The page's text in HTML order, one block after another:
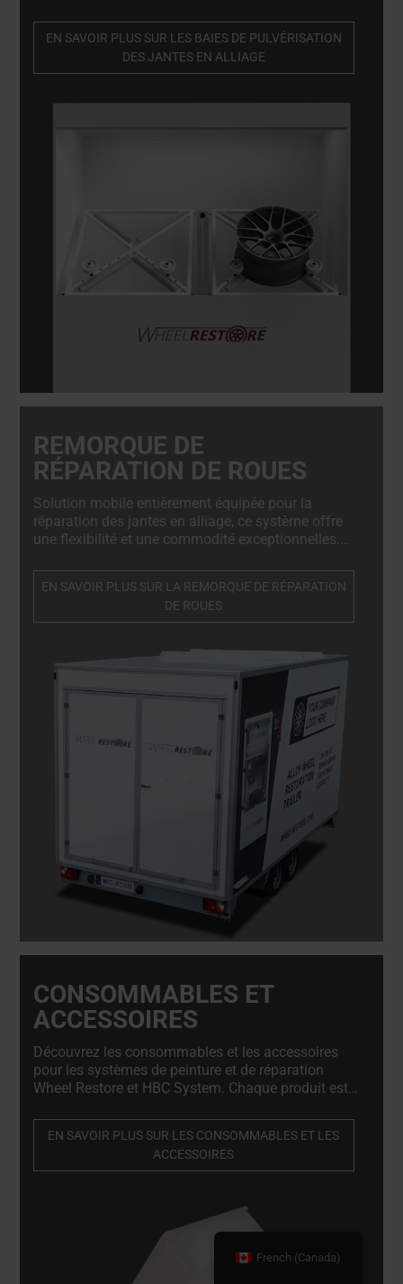
possibilité de s'étendre en une cabine entièrement
fermée, s'adaptant ainsi parfaitement à l'évolution
de vos besoins. La cabine de pulvérisation pour
EN SAVOIR PLUS SUR LES BAIES DE PULVÉRISATION
DES JANTES EN ALLIAGE
REMORQUE DE
RÉPARATION DE ROUES
Solution mobile entièrement équipée pour la
réparation des jantes en alliage, ce système offre
une flexibilité et une commodité exceptionnelles.
techniciens d'effectuer des réparations de haute
qualité directement sur site, en minimisant les
temps d'arrêt et en améliorant l'efficacité.
EN SAVOIR PLUS SUR LA REMORQUE DE RÉPARATION
DE ROUES
CONSOMMABLES ET
ACCESSOIRES
Découvrez les consommables et les accessoires
pour les systèmes de peinture et de réparation
Wheel Restore et HBC System. Chaque produit est
normes les plus strictes en matière de qualité, de
fiabilité et de compatibilité avec nos systèmes.
EN SAVOIR PLUS SUR LES CONSOMMABLES ET LES
ACCESSOIRES
French (Canada)